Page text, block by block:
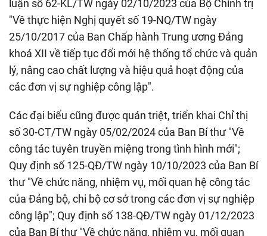
luận số 62-KL/TW ngày 02/10/2023 của Bộ Chính trị
"Về thực hiện Nghị quyết số 19-NQ/TW ngày
25/10/2017 của Ban Chấp hành Trung ương Đảng
khoá XII về tiếp tục đổi mới hệ thống tổ chức và quản
lý, nâng cao chất lượng và hiệu quả hoạt động của
các đơn vị sự nghiệp công lập".
Các đại biểu cũng được quán triệt, triển khai Chỉ thị
số 30-CT/TW ngày 05/02/2024 của Ban Bí thư "Về
công tác tuyên truyền miệng trong tình hình mới";
Quy định số 125-QĐ/TW ngày 10/10/2023 của Ban Bí
thư "Về chức năng, nhiệm vụ, mối quan hệ công tác
của Đảng bộ, chi bộ cơ sở trong các đơn vị sự nghiệp
công lập"; Quy định số 138-QĐ/TW ngày 01/12/2023
của Ban Bí thư "Về chức năng, nhiệm vụ, mối quan